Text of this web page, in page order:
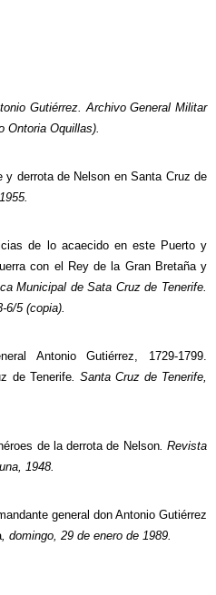
Gutiérrez. Archivo General Militar
Ontoria Oquillas).
y derrota de Nelson en Santa Cruz de
de lo acaecido en este Puerto y
con el Rey de la Gran Bretaña y
Municipal de Sata Cruz de Tenerife.
6/5 (copia).
Antonio Gutiérrez, 1729-1799.
de Tenerife. Santa Cruz de Tenerife,
de la derrota de Nelson. Revista
1948.
general don Antonio Gutiérrez
, domingo, 29 de enero de 1989.